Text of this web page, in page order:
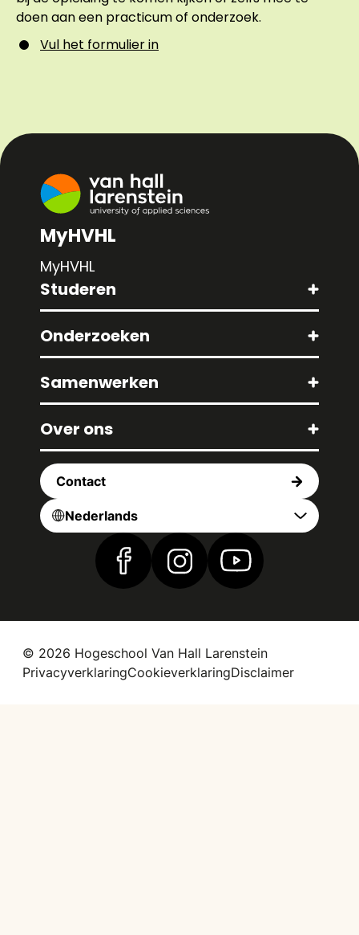
doen aan een practicum of onderzoek.
Vul het formulier in
MyHVHL
MyHVHL
Studeren
Onderzoeken
Samenwerken
Over ons
Contact
Nederlands
Vind ons op Facebook
Vind ons op Instagram
Vind ons op
© 2026 Hogeschool Van Hall Larenstein
PrivacyverklaringCookieverklaringDisclaimer